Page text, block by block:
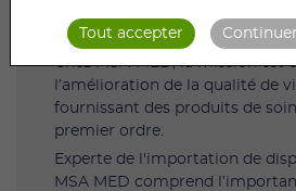
professionnels de santé sur le
Chez MSA-MED, la mission est
l’amélioration de la qualité de
fournissant des produits de
premier ordre.
Experte de l'importation de
MSA MED comprend
Tout accepter